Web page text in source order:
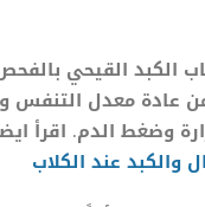
الكبد القيحي
عادة معدل التنفس
وضغط الدم. اقرأ
والكبد عند الكلاب